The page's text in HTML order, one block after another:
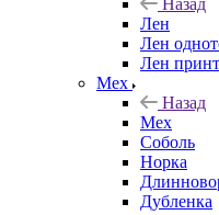
Назад
Лен
Лен
Лен
Мех
Назад
Мех
Соболь
Норка
Дубленка